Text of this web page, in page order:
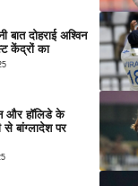
दोहराई अश्विन
केंद्रों का
और हॉलिडे के
बांग्लादेश पर